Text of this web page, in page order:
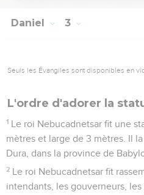
Daniel 3
Seuls les Évangiles sont disponibles en
L'ordre d'adorer la
1 Le roi Nebucadnetsar fit une
mètres et large de 3 mètres. Il
Dura, dans la province de
2 Le roi Nebucadnetsar fit
intendants, les gouverneurs,